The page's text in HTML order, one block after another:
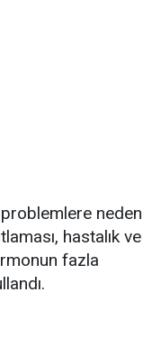
neden
hastalık ve
fazla